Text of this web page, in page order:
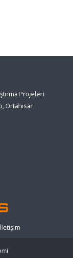
Projeleri
Ortahisar
İletişim